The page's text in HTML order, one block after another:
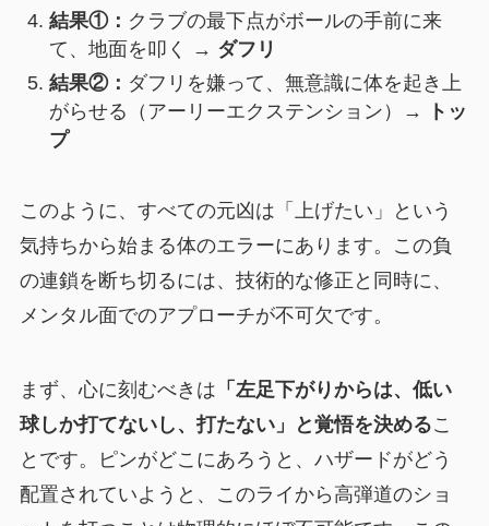
結果①： クラブの最下点がボールの手前に来
て、地面を叩く → ダフリ
結果②： ダフリを嫌って、無意識に体を起き上
がらせる（アーリーエクステンション）→
トッ
プ
このように、すべての元凶は「上げたい」という
気持ちから始まる体のエラーにあります。この負
の連鎖を断ち切るには、技術的な修正と同時に、
メンタル面でのアプローチが不可欠です。
まず、心に刻むべきは 「左足下がりからは、低い
球しか打てないし、打たない」と覚悟を決めるこ
とです。ピンがどこにあろうと、ハザードがどう
配置されていようと、このライから高弾道のショ